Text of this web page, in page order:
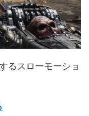
るスローモーショ